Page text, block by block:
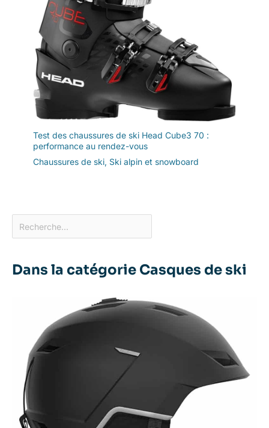
Test des chaussures de ski Head Cube3 70 :
performance au rendez-vous
Chaussures de ski, Ski alpin et snowboard
Dans la catégorie Casques de ski